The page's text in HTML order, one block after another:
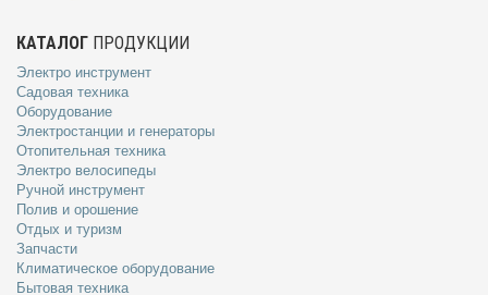
КАТАЛОГ ПРОДУКЦИИ
Электро инструмент
Садовая техника
Оборудование
Электростанции и генераторы
Отопительная техника
Электро велосипеды
Ручной инструмент
Полив и орошение
Отдых и туризм
Запчасти
Климатическое оборудование
Бытовая техника